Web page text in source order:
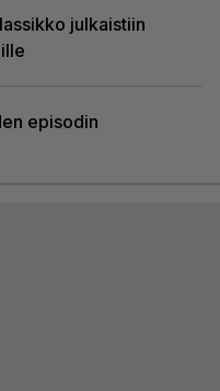
julkaistiin
episodin